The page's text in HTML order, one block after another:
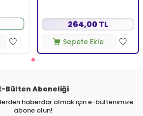
264,00 TL
Sepete Ekle
Bülten Aboneliği
haberdar olmak için e-bültenimize
abone olun!